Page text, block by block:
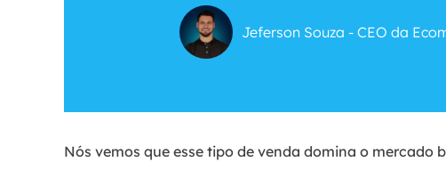
Jeferson Souza - CEO da
Nós vemos que esse tipo de venda domina o mercado